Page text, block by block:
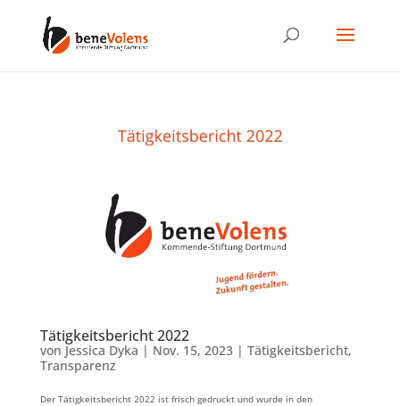
Tätigkeitsbericht 2022
von Jessica Dyka | Nov. 15, 2023| Tätigkeitsbericht,
Transparenz
Der Tätigkeitsbericht 2022 ist frisch gedruckt und wurde in den